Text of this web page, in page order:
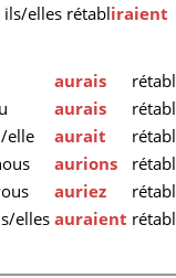
ils/elles rétabliraient
aurais rétabl
aurais rétabl
elle
aurait rétabl
aurions rétabl
auriez rétabl
elles auraient rétabl